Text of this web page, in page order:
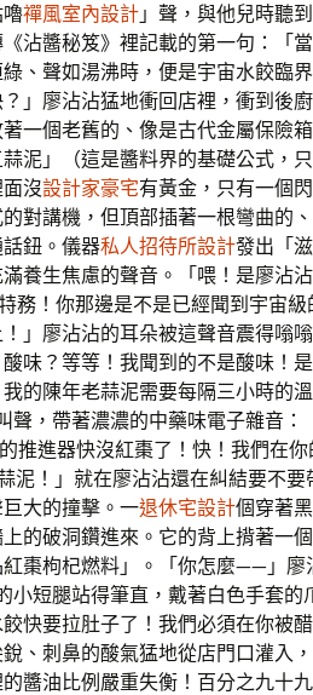
禪風室內設計 」聲，與他兒時聽
沾醬秘笈》裡記載的第一句：「
、聲如湯沸時，便是宇宙水餃臨
」廖沾沾猛地衝回店裡，衝到後
一個老舊的、像是古代金屬保險
泥」（這是醬料界的基礎公式，
沒設計家豪宅有黃金，只有一個
對講機，但頂部插著一根彎曲的
鈕。儀器私人招待所設計發出「
養生焦慮的聲音。「喂！是廖沾沾
務！你那邊是不是已經聞到宇宙級
」廖沾沾的耳朵被這聲音震得嗡
味？等等！我聞到的不是酸味！
的陳年老蒜泥需要每隔三小時的
聲，帶著濃濃的中藥味電子雜音：
推進器快沒紅棗了！快！我們在你
！」就在廖沾沾還在糾結要不要
大的撞擊。一退休宅設計個穿著
的破洞鑽進來。它的背上揹著一
棗枸杞燃料」。「你怎麼——」廖
小短腿站得筆直，戴著白色手套的
快要拉肚子了！我們必須在你被
、刺鼻的酸氣猛地從店門口灌入
醬油比例嚴重失衡！百分之九十